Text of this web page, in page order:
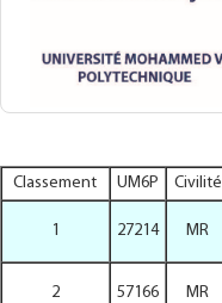
Classement UM6P Civilité
1 27214 MR
2 57166 MR